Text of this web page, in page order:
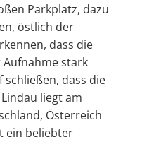
Parkplatz, dazu
östlich der
dass die
stark
schließen, dass die
liegt am
Österreich
ein beliebter